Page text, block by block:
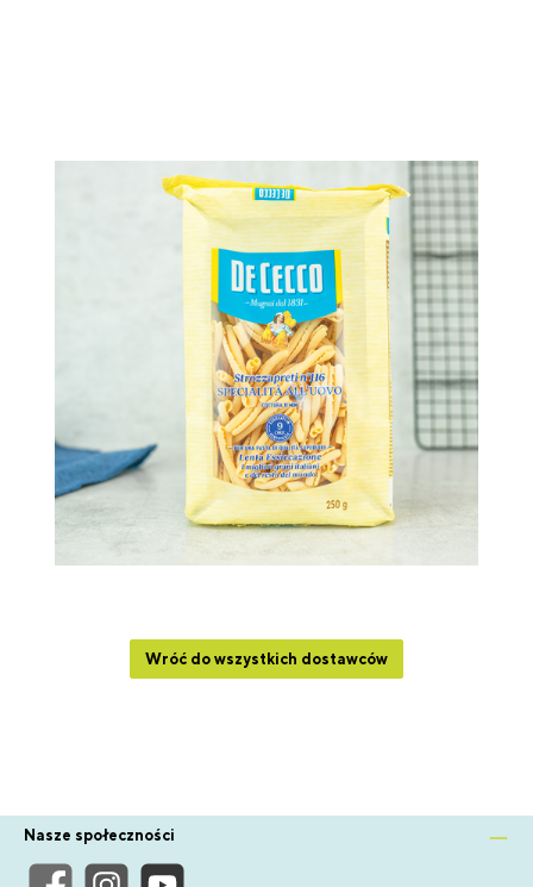
Wróć do wszystkich dostawców
Nasze społeczności